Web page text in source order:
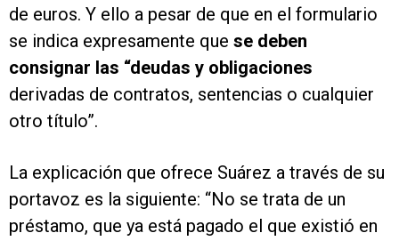
de euros. Y ello a pesar de que en el formulario
se indica expresamente que se deben
consignar las “deudas y obligaciones
derivadas de contratos, sentencias o cualquier
otro título”.
La explicación que ofrece Suárez a través de su
portavoz es la siguiente: “No se trata de un
préstamo, que ya está pagado el que existió en